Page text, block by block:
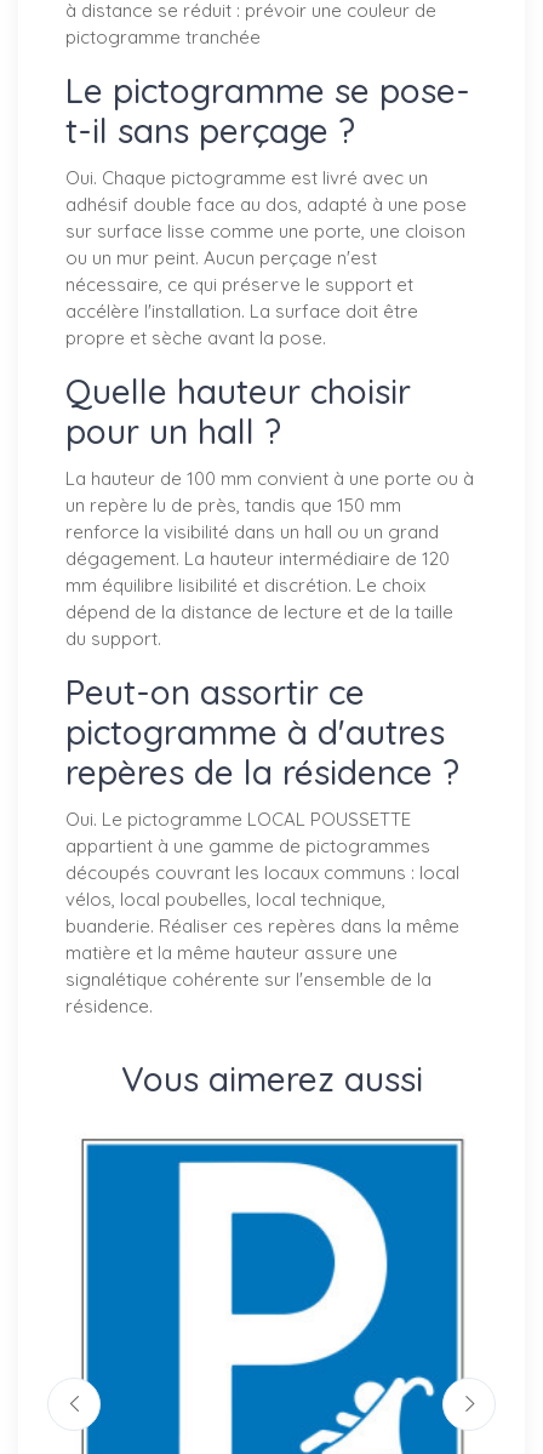
à distance se réduit : prévoir une couleur de
pictogramme tranchée
Le pictogramme se pose-
t-il sans perçage ?
Oui. Chaque pictogramme est livré avec un
adhésif double face au dos, adapté à une pose
sur surface lisse comme une porte, une cloison
ou un mur peint. Aucun perçage n'est
nécessaire, ce qui préserve le support et
accélère l'installation. La surface doit être
propre et sèche avant la pose.
Quelle hauteur choisir
pour un hall ?
La hauteur de 100 mm convient à une porte ou à
un repère lu de près, tandis que 150 mm
renforce la visibilité dans un hall ou un grand
dégagement. La hauteur intermédiaire de 120
mm équilibre lisibilité et discrétion. Le choix
dépend de la distance de lecture et de la taille
du support.
Peut-on assortir ce
pictogramme à d'autres
repères de la résidence ?
Oui. Le pictogramme LOCAL POUSSETTE
appartient à une gamme de pictogrammes
découpés couvrant les locaux communs : local
vélos, local poubelles, local technique,
buanderie. Réaliser ces repères dans la même
matière et la même hauteur assure une
signalétique cohérente sur l'ensemble de la
résidence.
Vous aimerez aussi